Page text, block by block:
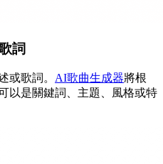
詞
或歌詞。 AI歌曲生成器將根
以是關鍵詞、主題、風格或特